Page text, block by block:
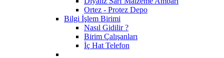
Ortez - Protez Depo
Bilgi İşlem Birimi
Nasıl Gidilir ?
Birim Çalışanları
İç Hat Telefon